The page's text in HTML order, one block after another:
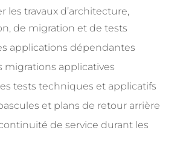
les travaux d’architecture,
de migration et de tests
applications dépendantes
migrations applicatives
tests techniques et applicatifs
et plans de retour arrière
de service durant les